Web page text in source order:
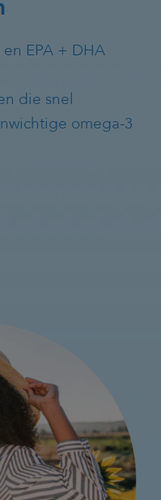
en EPA + DHA
die snel
omega-3